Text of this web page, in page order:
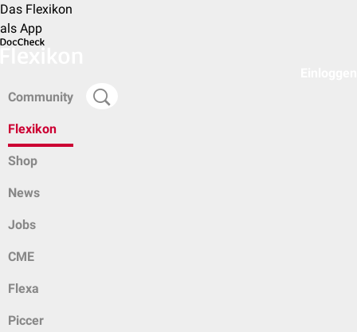
Das Flexikon
als App
Community
Flexikon
Shop
News
Jobs
CME
Flexa
Piccer